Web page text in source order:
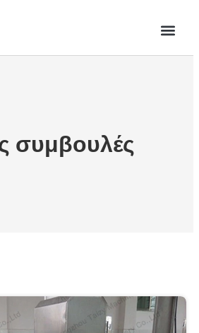
συμβουλές